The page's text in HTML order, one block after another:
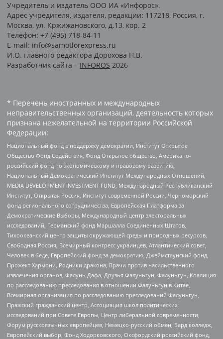
Учредитель и издатель ООО ИА «Инфорос».
Адрес учредителя, издателя, редакции: 117218, Россия, г.
Москва, ул. Кржижановского, д.13, кор. 2
Телефон: +7 (495) 718-84-11
E-mail: info@samotlorexpress.ru
И.О. главного редактора Дорохова Н.В.
Разработчик сайта – INFOROS 2026
* Перечень иностранных и международных
неправительственных организаций, деятельность которых
признана нежелательной на территории Российской
Федерации:
Национальный фонд в поддержку демократии, Институт Открытое
Общество Фонд Содействия, Фонд Открытое общество, Американо-
российский фонд по экономическому и правовому развитию,
Национальный Демократический Институт Международных Отношений,
MEDIA DEVELOPMENT INVESTMENT FUND, Международный Республиканский
Институт, Открытая Россия, Институт современной России, Черноморский
фонд регионального сотрудничества, Европейская Платформа за
Демократические Выборы, Международный центр электоральных
исследований, Германский фонд Маршалла Соединенных Штатов,
Тихоокеанский центр защиты окружающей среды и природных ресурсов,
Свободная Россия, Всемирный конгресс украинцев, Атлантический совет,
Человек в беде, Европейский фонд за демократию, Джеймстаунский фонд,
Прожект Хармони, Родники дракона, Врачи против насильственного
извлечения органов, Фалунь Дафа, Друзья Фалуньгун, Фалуньгун, Коалиция
по расследованию преследования в отношении Фалуньгун в Китае,
Всемирная организация по расследованию преследований Фалуньгун,
Пражский гражданский центр, Ассоциация школ политических
исследований при Совете Европы, Центр либеральной современности,
Форум русскоязычных европейцев, Немецко-русский обмен, Бард колледж,
Европейский выбор, Фонд Ходорковского, Оксфордский российский фонд,